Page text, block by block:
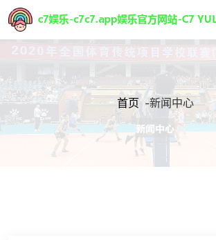
首页 -新闻中心